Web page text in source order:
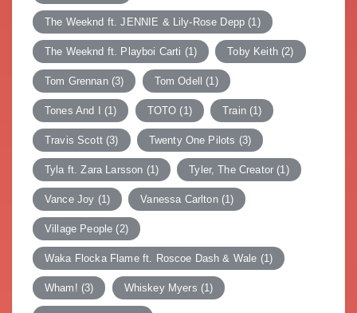
The Weeknd ft. JENNIE & Lily-Rose Depp (1)
The Weeknd ft. Playboi Carti (1) Toby Keith(2)
Tom Grennan(3) Tom Odell (1)
Tones And I (1) TOTO (1) Train(1)
Travis Scott(3) Twenty One Pilots (3)
Tyla ft. Zara Larsson (1) Tyler, The Creator (1)
Vance Joy (1) Vanessa Carlton(1)
Village People (2)
Waka Flocka Flame ft. Roscoe Dash & Wale (1)
Wham! (3) Whiskey Myers (1)